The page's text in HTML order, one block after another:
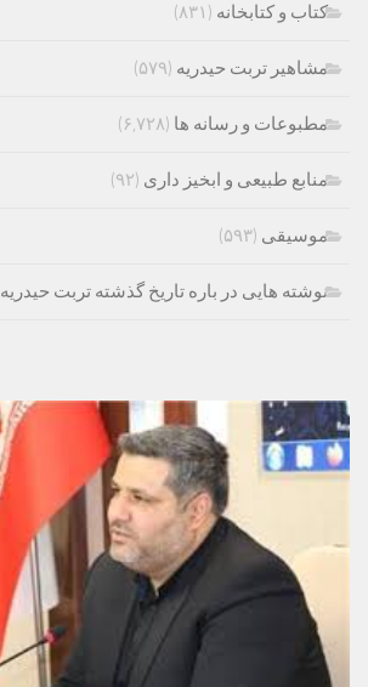
کتاب و کتابخانه (۸۳۱)
مشاهیر تربت حیدریه (۵۷۹)
مطبوعات و رسانه ها (۶,۷۲۸)
منابع طبیعی و ابخیز داری (۹۲)
موسیقی (۵۹۳)
نوشته هایی در باره تاریخ گذشته تربت حیدریه